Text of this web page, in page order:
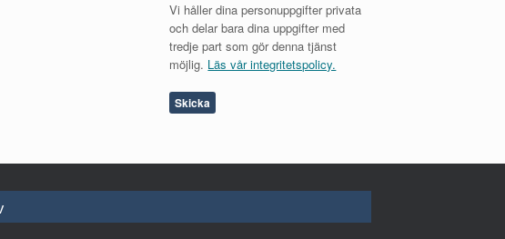
Vi håller dina personuppgifter privata
och delar bara dina uppgifter med
tredje part som gör denna tjänst
möjlig. Läs vår integritetspolicy.